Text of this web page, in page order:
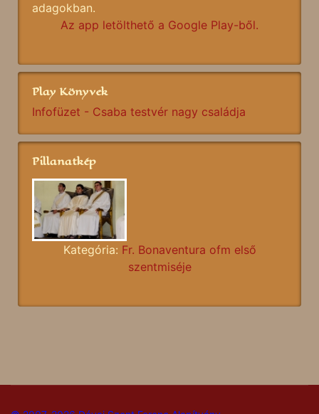
adagokban.
Az app letölthető a Google Play-ből.
Play Könyvek
Infofüzet - Csaba testvér nagy családja
Pillanatkép
Kategória: Fr. Bonaventura ofm első
szentmiséje